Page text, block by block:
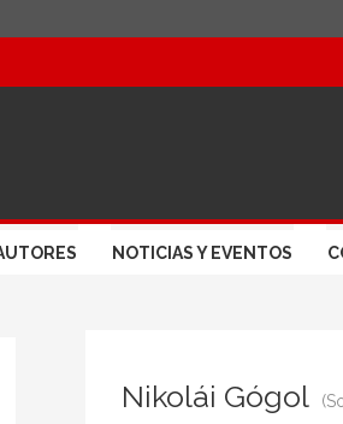
NOTICIAS Y EVENTOS
Nikolái Gógol